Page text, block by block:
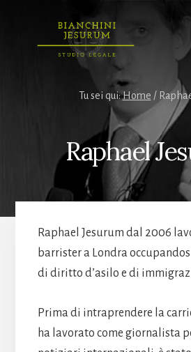
Tu sei qui:Home /
Raphael
Raphael Jesurum dal 2006
barrister a Londra
di diritto d’asilo e di
Prima di intraprendere la
ha lavorato come giornalista